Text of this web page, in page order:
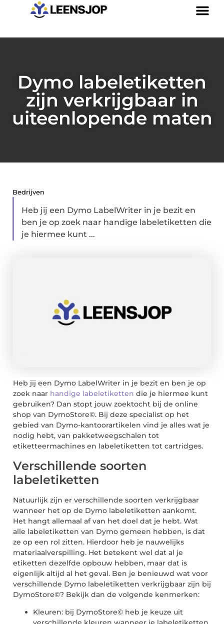
Dymo labeletiketten
zijn verkrijgbaar in
uiteenlopende maten
Bedrijven
Heb jij een Dymo LabelWriter in je bezit en
ben je op zoek naar handige labeletiketten die
je hiermee kunt ...
Heb jij een Dymo LabelWriter in je bezit en ben je op
zoek naar handige labeletiketten die je hiermee kunt
gebruiken? Dan stopt jouw zoektocht bij de online
shop van DymoStore©. Bij deze specialist op het
gebied van Dymo-kantoorartikelen vind je alles wat je
nodig hebt, van pakketweegschalen tot
etiketteermachines en labeletiketten tot cartridges.
Verschillende soorten
labeletiketten
Natuurlijk zijn er verschillende soorten verkrijgbaar
wanneer het op de Dymo labeletiketten aankomt.
Het hangt allemaal af van het doel dat je hebt. Wat
alle labeletiketten van Dymo gemeen hebben, is dat
ze op een rol zitten. Hierdoor heb je nauwelijks
materiaalverspilling. Het betekent wel dat al je
etiketten dezelfde opbouw hebben, maar dat is
eigenlijk altijd al het geval. Ben je benieuwd wat voor
verschillende Dymo labeletiketten verkrijgbaar zijn bij
DymoStore©? Bekijk dan de volgende kenmerken:
Kleuren: bij DymoStore© heb je keuze uit